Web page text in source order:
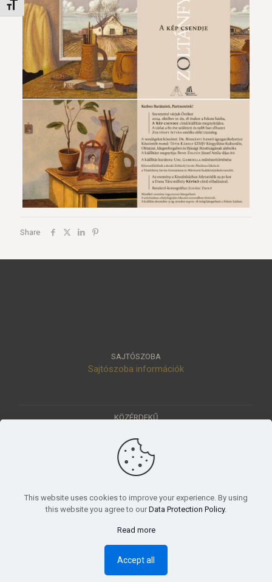
Betűméret váltása
Share
SAJTÓSZOBA
Sajtószoba információk
KÖZÉRDEKŰ
Értéktár
Pályázatok
Tudományos beszámoló, küldetésnyilatkozat
© 2023 Móra Ferenc Múzeum, Szeged
This website uses cookies to improve your experience. By using
this website you agree to our Data Protection Policy.
Read more
Accept all